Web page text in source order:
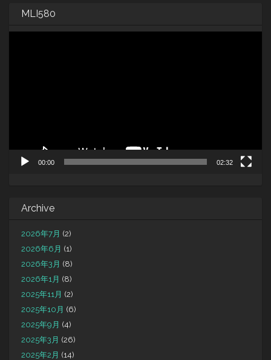
MLI580
00:00 02:32
Archive
2026年7月 (2)
2026年6月 (1)
2026年3月 (8)
2026年1月 (8)
2025年11月 (2)
2025年10月 (6)
2025年9月 (4)
2025年3月 (26)
2025年2月 (14)